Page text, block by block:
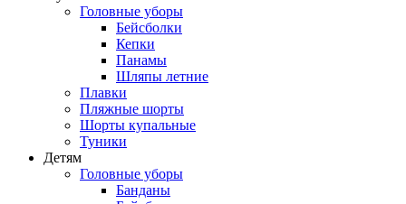
Головные уборы
Бейсболки
Кепки
Панамы
Шляпы летние
Плавки
Пляжные шорты
Шорты купальные
Туники
Детям
Головные уборы
Банданы